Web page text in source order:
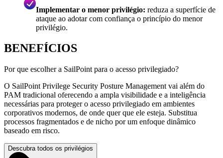
Implementar o menor privilégio: reduza a superfície de
ataque ao adotar com confiança o princípio do menor
privilégio.
BENEFÍCIOS
Por que escolher a SailPoint para o acesso privilegiado?
O SailPoint Privilege Security Posture Management vai além do
PAM tradicional oferecendo a ampla visibilidade e a inteligência
necessárias para proteger o acesso privilegiado em ambientes
corporativos modernos, de onde quer que ele esteja. Substitua
processos fragmentados e de nicho por um enfoque dinâmico
baseado em risco.
Descubra todos os privilégios